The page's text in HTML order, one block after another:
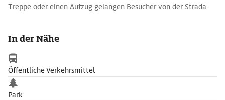
Treppe oder einen Aufzug gelangen Besucher von der Strada
kommt romantische Stimmung eher nicht auf, dafür ist der
Trubel auch hier viel zu groß.
Die Grotta dello Smeraldo ist auch mit dem Schiff von Amalfi
oder Positano aus zu erreichen.
In der Nähe
Öffentliche Verkehrsmittel
Park